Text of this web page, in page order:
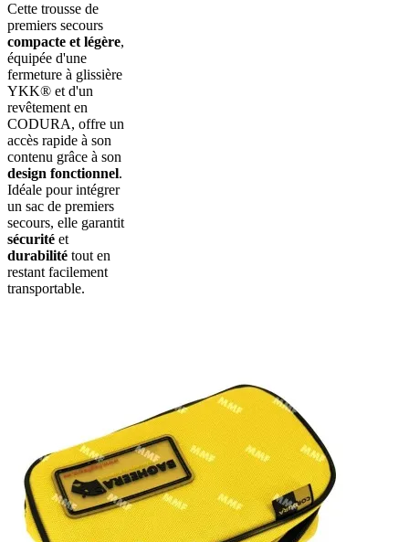
Cette trousse de
premiers secours
compacte et légère,
équipée d'une
fermeture à glissière
YKK® et d'un
revêtement en
CODURA, offre un
accès rapide à son
contenu grâce à son
design fonctionnel.
Idéale pour intégrer
un sac de premiers
secours, elle garantit
sécurité et
durabilité tout en
restant facilement
transportable.